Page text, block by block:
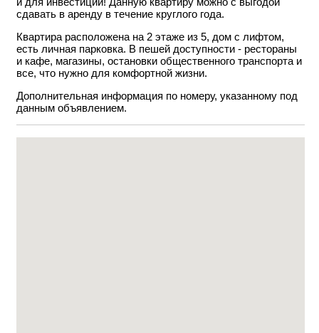
сдавать в аренду в течение круглого года.
Квартира расположена на 2 этаже из 5, дом с лифтом,
есть личная парковка. В пешей доступности - рестораны
и кафе, магазины, остановки общественного транспорта и
все, что нужно для комфортной жизни.
Дополнительная информация по номеру, указанному под
данным объявлением.